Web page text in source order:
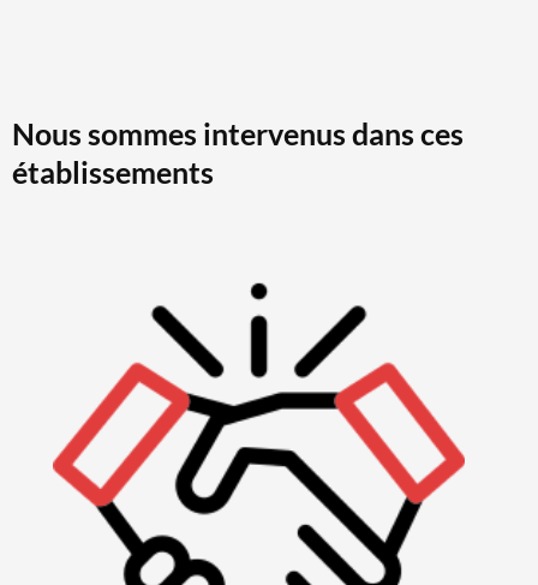
Nous sommes intervenus dans ces
établissements